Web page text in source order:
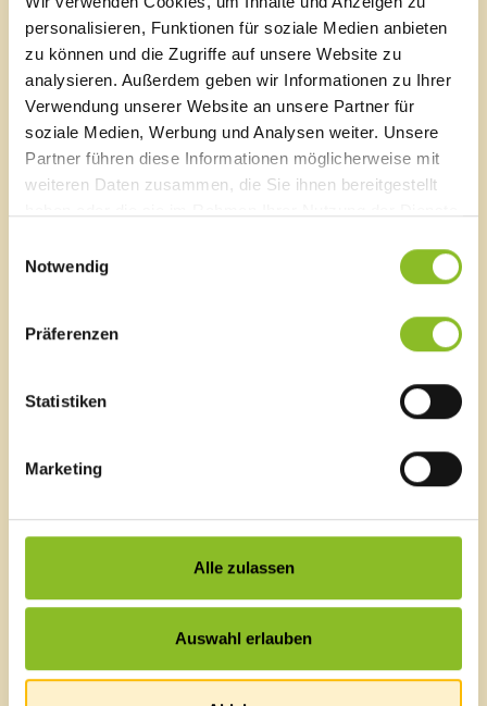
personalisieren, Funktionen für soziale Medien anbieten
zu können und die Zugriffe auf unsere Website zu
analysieren. Außerdem geben wir Informationen zu Ihrer
Verwendung unserer Website an unsere Partner für
soziale Medien, Werbung und Analysen weiter. Unsere
Partner führen diese Informationen möglicherweise mit
weiteren Daten zusammen, die Sie ihnen bereitgestellt
Notwendig
Präferenzen
Statistiken
Marketing
Alle zulassen
Auswahl erlauben
November 2025(22 Einträge)
Oktober 2025(16 Einträge)
September 2025(22 Einträge)
August 2025(6 Einträge)
Juli 2025(13 Einträge)
Juni 2025(16 Einträge)
Mai 2025(17 Einträge)
April 2025(12 Einträge)
Januar 2025
2024
November 2024
Oktober 2024
August 2024
Mai 2024
März 2024(18 Einträge)
Februar 2024(15 Einträge)
(8 Einträge)
Dezember 2023(7 Einträge)
(17 Einträge)
September 2023(11 Einträge)